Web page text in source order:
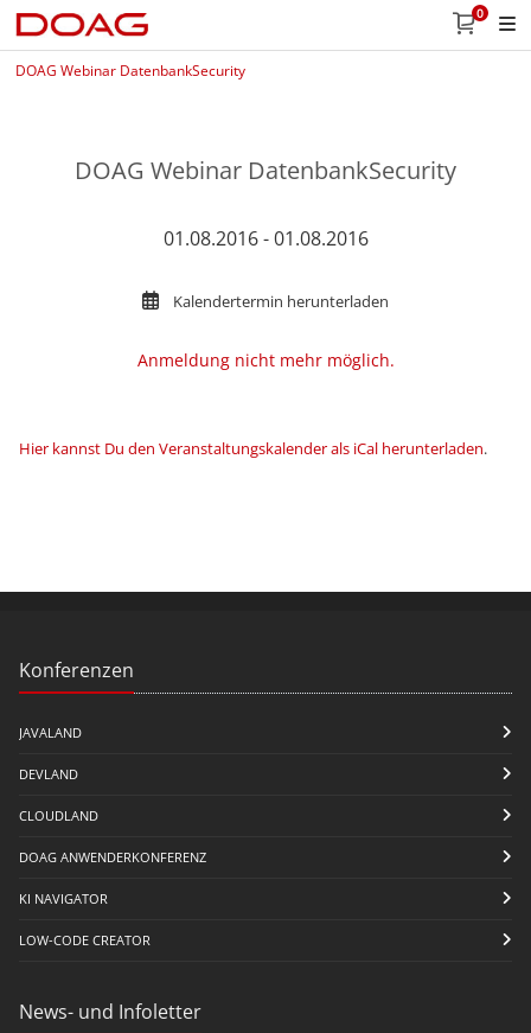
0
DOAG Webinar DatenbankSecurity
DOAG Webinar DatenbankSecurity
01.08.2016 - 01.08.2016
Kalendertermin herunterladen
Anmeldung nicht mehr möglich.
Hier kannst Du den Veranstaltungskalender als iCal herunterladen.
Konferenzen
JAVALAND
DEVLAND
CLOUDLAND
DOAG ANWENDERKONFERENZ
KI NAVIGATOR
LOW-CODE CREATOR
News- und Infoletter